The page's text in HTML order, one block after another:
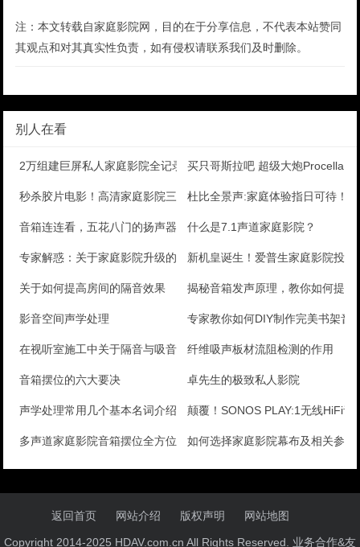
注：本文转载自家庭影院网，目的在于分享信息，不代表本站赞同
其观点和对其真实性负责，如有侵权请联系我们及时删除。
别人在看
2万组建巨屏私人家庭影院全记录之音频篇买只哥斯拉吧 超级大炮Procella
秒杀胶片电影！高清家庭影院三大优势杜比全景声:家庭体验指日可待！
音箱连连看，五花八门的扬声器大全什么是7.1声道家庭影院？
专家解惑：关于家庭影院升级的那点事新机皇诞生！爱普生家庭影院投影
关于如何提高房间的隔音效果 揭秘音箱发声原理，教你如何提升
影音空间声学处理 专家教你如何DIY制作完美书架音
在视听室施工中关于隔音与吸音的区别纤维吸声板材流阻检测的作用
音箱摆位的六大要决 卓先生的极致私人影院
声学处理常用几个基本名词介绍 颠覆！SONOS PLAY:1无线HiFi音
多声道家庭影院音箱摆位全方位解析如何选择家庭影院幕布及相关参数
返回首页 网站介绍 版权声明 网站地图
Copyright 2014-2025 HDAV.com.cn All Rights Reserved. 业务合作&友